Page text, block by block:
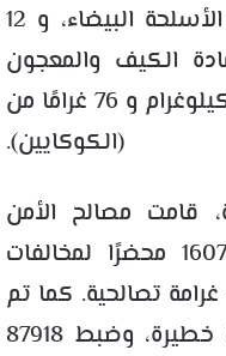
المهلوسة، و 296 قطعة من الأسلحة البيضاء، و 12
من مادة الكيف والمعجون
والنفحة المهربة، بالإضافة إلى كيلوغرام و 76 غرامًا من
قامت مصالح الأمن
بمراقبة 5899 عربة، وتحرير 1607 محضرًا لمخالفات
السير والجولان، وتحصيل 4135 غرامة تصالحية. كما تم
التصدي لـ 12768 حالة سياقة خطيرة، وضبط 87918